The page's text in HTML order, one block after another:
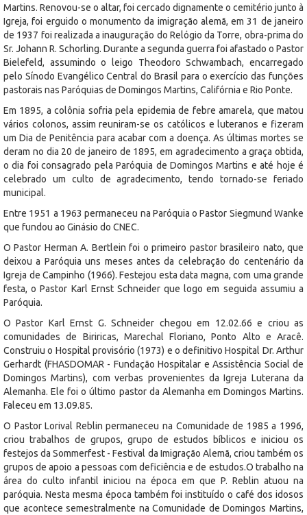
Martins. Renovou-se o altar, foi cercado dignamente o cemitério junto à
Igreja, foi erguido o monumento da imigração alemã, em 31 de janeiro
de 1937 foi realizada a inauguração do Relógio da Torre, obra-prima do
Sr. Johann R. Schorling. Durante a segunda guerra foi afastado o Pastor
Bielefeld, assumindo o leigo Theodoro Schwambach, encarregado
pelo Sínodo Evangélico Central do Brasil para o exercício das funções
pastorais nas Paróquias de Domingos Martins, Califórnia e Rio Ponte.
Em 1895, a colônia sofria pela epidemia de febre amarela, que matou
vários colonos, assim reuniram-se os católicos e luteranos e fizeram
um Dia de Penitência para acabar com a doença. As últimas mortes se
deram no dia 20 de janeiro de 1895, em agradecimento a graça obtida,
o dia foi consagrado pela Paróquia de Domingos Martins e até hoje é
celebrado um culto de agradecimento, tendo tornado-se feriado
municipal.
Entre 1951 a 1963 permaneceu na Paróquia o Pastor Siegmund Wanke
que fundou ao Ginásio do CNEC.
O Pastor Herman A. Bertlein foi o primeiro pastor brasileiro nato, que
deixou a Paróquia uns meses antes da celebração do centenário da
Igreja de Campinho (1966). Festejou esta data magna, com uma grande
festa, o Pastor Karl Ernst Schneider que logo em seguida assumiu a
Paróquia.
O Pastor Karl Ernst G. Schneider chegou em 12.02.66 e criou as
comunidades de Biriricas, Marechal Floriano, Ponto Alto e Aracê.
Construiu o Hospital provisório (1973) e o definitivo Hospital Dr. Arthur
Gerhardt (FHASDOMAR - Fundação Hospitalar e Assistência Social de
Domingos Martins), com verbas provenientes da Igreja Luterana da
Alemanha. Ele foi o último pastor da Alemanha em Domingos Martins.
Faleceu em 13.09.85.
O Pastor Lorival Reblin permaneceu na Comunidade de 1985 a 1996,
criou trabalhos de grupos, grupo de estudos bíblicos e iniciou os
festejos da Sommerfest - Festival da Imigração Alemã, criou também os
grupos de apoio a pessoas com deficiência e de estudos.O trabalho na
área do culto infantil iniciou na época em que P. Reblin atuou na
paróquia. Nesta mesma época também foi instituído o café dos idosos
que acontece semestralmente na Comunidade de Domingos Martins,